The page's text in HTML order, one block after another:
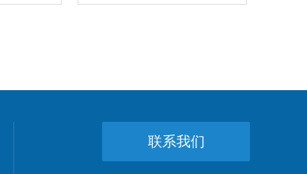
联系我们